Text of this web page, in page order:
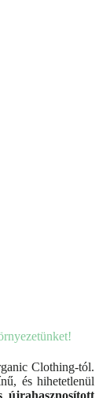
Clothing-tól.
és hihetetlenül